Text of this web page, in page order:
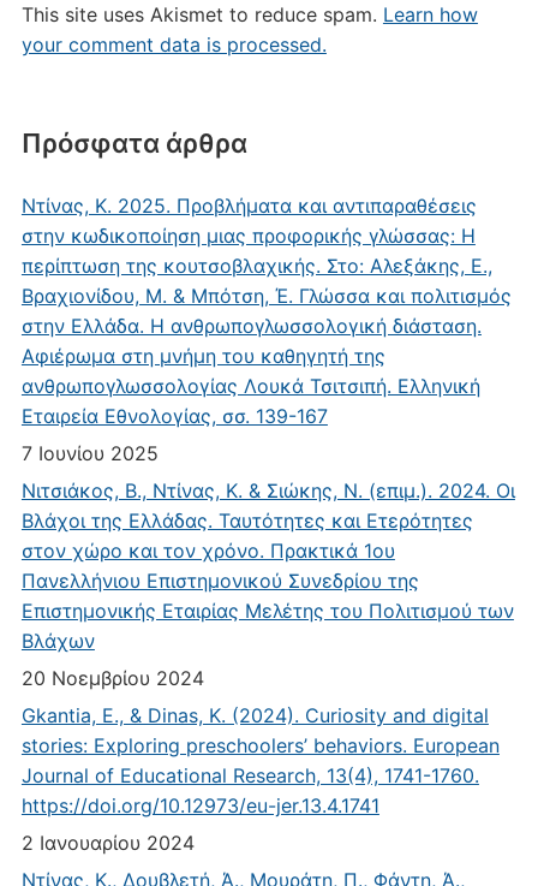
Πρόσφατα άρθρα
Ντίνας, Κ. 2025. Προβλήματα και αντιπαραθέσεις
στην κωδικοποίηση μιας προφορικής γλώσσας: Η
περίπτωση της κουτσοβλαχικής. Στο: Αλεξάκης, Ε.,
Βραχιονίδου, Μ. & Μπότση, Έ. Γλώσσα και πολιτισμός
στην Ελλάδα. Η ανθρωπογλωσσολογική διάσταση.
Αφιέρωμα στη μνήμη του καθηγητή της
ανθρωπογλωσσολογίας Λουκά Τσιτσιπή. Ελληνική
Εταιρεία Εθνολογίας, σσ. 139-167
7 Ιουνίου 2025
Νιτσιάκος, Β., Ντίνας, Κ. & Σιώκης, Ν. (επιμ.). 2024. Οι
Βλάχοι της Ελλάδας. Ταυτότητες και Ετερότητες
στον χώρο και τον χρόνο. Πρακτικά 1ου
Πανελλήνιου Επιστημονικού Συνεδρίου της
Επιστημονικής Εταιρίας Μελέτης του Πολιτισμού των
Βλάχων
20 Νοεμβρίου 2024
Gkantia, E., & Dinas, K. (2024). Curiosity and digital
stories: Exploring preschoolers’ behaviors. European
Journal of Educational Research, 13(4), 1741-1760.
https://doi.org/10.12973/eu-jer.13.4.1741
2 Ιανουαρίου 2024
Ντίνας, Κ., Δουβλετή, Ά., Μουράτη, Π., Φάντη, Ά.,
This site uses Akismet to reduce spam. Learn how
your comment data is processed.